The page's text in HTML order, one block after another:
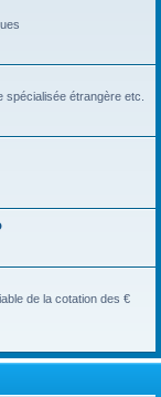
étrangère etc.
de la cotation des €